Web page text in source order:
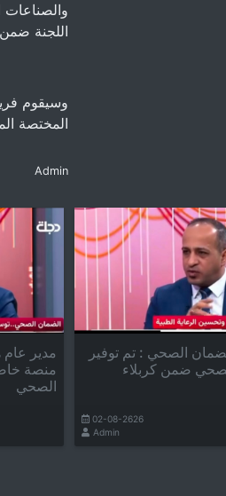
والصناعات
اللجنة ضمن
وسيقوم
المختصة
Admin
الصحي : تم توفير
ضمن كربلاء
02-08-2626
Admin
مدير
منصة
الصحي